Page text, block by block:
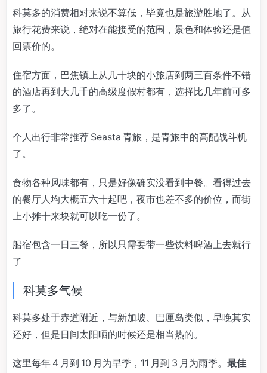
科莫多的消费相对来说不算低，毕竟也是旅游胜地了。从
旅行花费来说，绝对在能接受的范围，景色和体验还是值
回票价的。
住宿方面，巴焦镇上从几十块的小旅店到两三百条件不错
的酒店再到大几千的高级度假村都有，选择比几年前可多
多了。
个人出行非常推荐 Seasta 青旅，是青旅中的高配战斗机
了。
食物各种风味都有，只是好像确实没看到中餐。看得过去
的餐厅人均大概五六十起吧，夜市也差不多的价位，而街
上小摊十来块就可以吃一份了。
船宿包含一日三餐，所以只需要带一些饮料啤酒上去就行
了
科莫多气候
科莫多处于赤道附近，与新加坡、巴厘岛类似，早晚其实
还好，但是日间太阳晒的时候还是相当热的。
这里每年 4 月到 10 月为旱季，11 月到 3 月为雨季。 最佳